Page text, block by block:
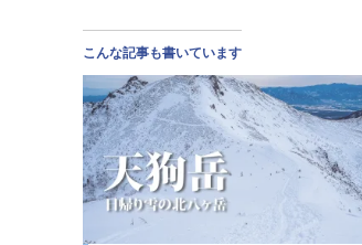
こんな記事も書いています